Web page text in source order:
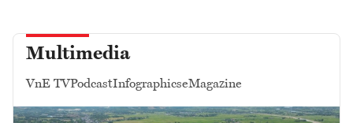
Multimedia
VnE TVPodcastInfographicseMagazine